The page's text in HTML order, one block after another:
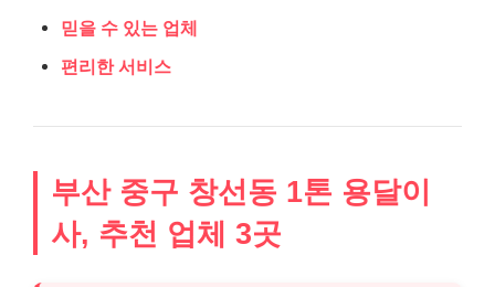
믿을 수 있는 업체
편리한 서비스
부산 중구 창선동 1톤 용달이
사, 추천 업체 3곳